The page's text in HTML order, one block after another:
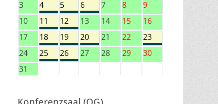
3
4 5 6 7 8
9
10
11 12 13 14 15
16
17
18 19 20 21 22
23
24
25 26 27 28 29
30
31